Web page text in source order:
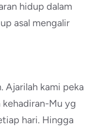
hidup dalam
asal mengalir
Ajarilah kami peka
kehadiran-Mu yg
hari. Hingga